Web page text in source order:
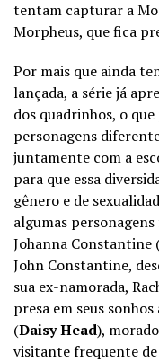
tentam capturar a
Morpheus, que fica
Por mais que ainda
lançada, a série já
dos quadrinhos, o
personagens
juntamente com a
para que essa
gênero e de
algumas
Johanna Constantine
John Constantine,
sua ex-namorada,
presa em seus
(Daisy Head),
visitante frequente